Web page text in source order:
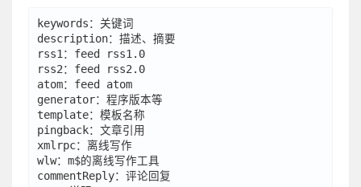
keywords：关键词
description：描述、摘要
rss1：feed rss1.0
rss2：feed rss2.0
atom：feed atom
generator：程序版本等
template：模板名称
pingback：文章引用
xmlrpc：离线写作
wlw：m$的离线写作工具
commentReply：评论回复